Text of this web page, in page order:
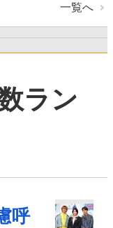
一覧へ
ラン
呼